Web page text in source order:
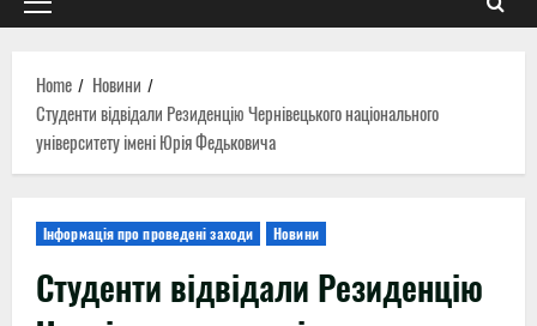
Primary
Home
Новини
Студенти відвідали Резиденцію Чернівецького національного
університету імені Юрія Федьковича
Інформація про проведені заходи Новини
Студенти відвідали Резиденцію